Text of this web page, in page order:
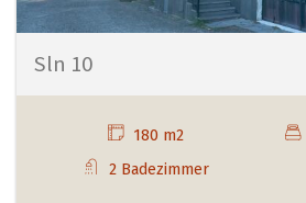
Sln 10
180 m2
2 Badezimmer